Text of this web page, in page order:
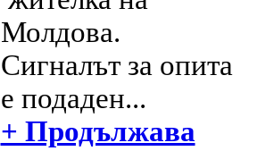
Молдова.
Сигналът за опита
е подаден...
+ Продължава